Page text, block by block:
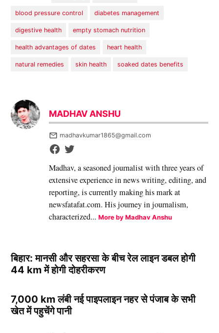
blood pressure control diabetes management
digestive health empty stomach nutrition
health advantages of dates heart health
natural remedies skin health soaked dates benefits
MADHAV ANSHU
madhavkumar1865@gmail.com
Madhav, a seasoned journalist with three years of
extensive experience in news writing, editing, and
reporting, is currently making his mark at
newsfatafat.com. His journey in journalism,
characterized...More by Madhav Anshu
बिहार: मानसी और सहरसा के बीच रेल लाइन डबल होगी
44 km में होगी दोहरीकरण
7,000 km लंबी नई पाइपलाइन नहर से पंजाब के सभी
खेत में पहुचेंगे पानी